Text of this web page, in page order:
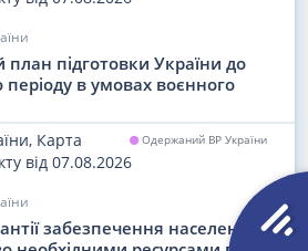
судочинство
правопорядок
Екологія
підготовки України до
періоду в умовах воєнного
Одержаний ВР України
Карта
від 07.08.2026
забезпечення населення